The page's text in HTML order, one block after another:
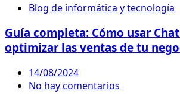
Blog de informática y tecnología
Guía completa: Cómo usar
optimizar las ventas de tu
14/08/2024
No hay comentarios